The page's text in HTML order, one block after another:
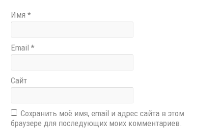
Имя*
Email*
Сайт
Сохранить моё имя, email и адрес сайта в этом
браузере для последующих моих комментариев.